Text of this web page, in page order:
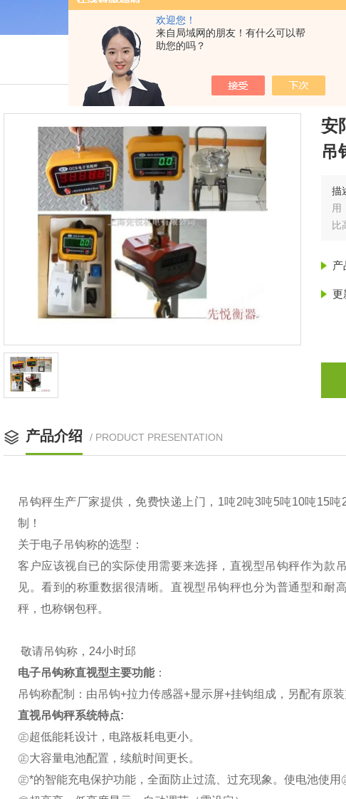
欢迎您！
来自局域网的朋友！有什么可以帮
助您的吗？
> >
安
吊
描
用
比
产
更
产品介绍 / PRODUCT PRESENTATION
吊钩秤生产厂家提供，免费快递上门，1吨2吨3吨5吨10吨15
制！
关于电子吊钩称的选型：
客户应该视自已的实际使用需要来选择，直视型吊钩秤作为款
见。看到的称重数据很清晰。直视型吊钩秤也分为普通型和耐
秤，也称钢包秤。
敬请吊钩称，24小时邱
电子吊钩称直视型主要功能：
吊钩称配制：由吊钩+拉力传感器+显示屏+挂钩组成，另配有原
直视吊钩秤系统特点:
㊣超低能耗设计，电路板耗电更小。
㊣大容量电池配置，续航时间更长。
㊣*的智能充电保护功能，全面防止过流、过充现象。使电池使用